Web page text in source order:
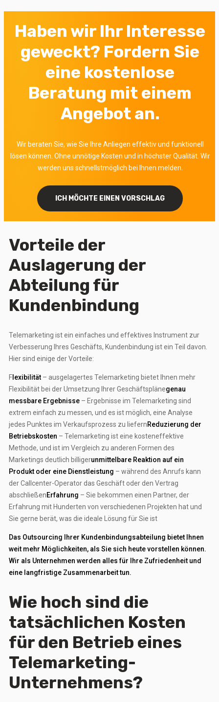
Haben wir Ihr Interesse
geweckt? Fordern Sie
eine kostenlose
Beratung mit einem
Angebot an.
Wir beraten Sie, wie Sie Ihre Anliegen effektiv und funktionell
lösen können. Ohne unnötige Kosten und in höchster Qualität. Wir
werden uns schnellstmöglich bei Ihnen melden.
ICH MÖCHTE EINEN VORSCHLAG
Vorteile der
Auslagerung der
Abteilung für
Kundenbindung
Telemarketing ist ein einfaches und effektives Instrument zur
Verbesserung Ihres Geschäfts, Kundenbindung ist ein Teil davon.
Hier sind einige der Vorteile:
F lexibilität – ausgelagertes Telemarketing bietet Ihnen mehr
Flexibilität bei der Umsetzung Ihrer Geschäftsplänegenau
messbare Ergebnisse – Ergebnisse im Telemarketing sind
extrem einfach zu messen, und es ist möglich, eine Analyse
jedes Punktes im Verkaufsprozess zu liefernReduzierung der
Betriebskosten – Telemarketing ist eine kosteneffektive
Methode, und ist im Vergleich zu anderen Formen des
Marketings deutlich billigerunmittelbare Reaktion auf ein
Produkt oder eine Dienstleistung – während des Anrufs kann
der Callcenter-Operator das Geschäft oder den Vertrag
abschließenErfahrung – Sie bekommen einen Partner, der
Erfahrung mit Hunderten von verschiedenen Projekten hat und
Sie gerne berät, was die ideale Lösung für Sie ist
Das Outsourcing Ihrer Kundenbindungsabteilung bietet Ihnen
weit mehr Möglichkeiten, als Sie sich heute vorstellen können.
Wir als Unternehmen werden alles für Ihre Zufriedenheit und
eine langfristige Zusammenarbeit tun.
Wie hoch sind die
tatsächlichen Kosten
für den Betrieb eines
Telemarketing-
Unternehmens?